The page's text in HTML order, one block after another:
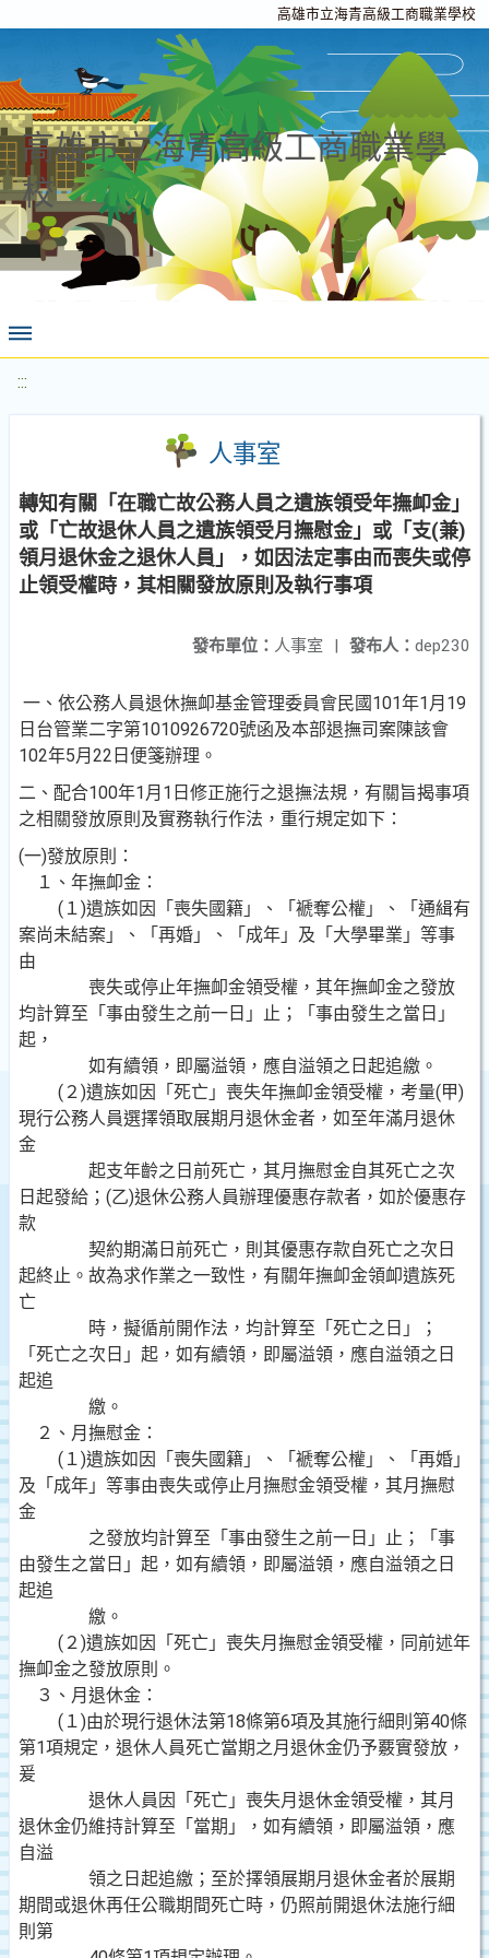
高雄市立海青高級工商職業學校
高雄市立海青高級工商職業學
校
:::
人事室
轉知有關「在職亡故公務人員之遺族領受年撫卹金」
或「亡故退休人員之遺族領受月撫慰金」或「支(兼)
領月退休金之退休人員」，如因法定事由而喪失或停
止領受權時，其相關發放原則及執行事項
發布人： dep230
發布單位： 人事室 |
一、依公務人員退休撫卹基金管理委員會民國101年1月19
日台管業二字第1010926720號函及本部退撫司案陳該會
102年5月22日便箋辦理。
二、配合100年1月1日修正施行之退撫法規，有關旨揭事項
之相關發放原則及實務執行作法，重行規定如下：
(一)發放原則：
１、年撫卹金：
(１)遺族如因「喪失國籍」、「褫奪公權」、「通緝有
案尚未結案」、「再婚」、「成年」及「大學畢業」等事
由
喪失或停止年撫卹金領受權，其年撫卹金之發放
均計算至「事由發生之前一日」止；「事由發生之當日」
起，
如有續領，即屬溢領，應自溢領之日起追繳。
(２)遺族如因「死亡」喪失年撫卹金領受權，考量(甲)
現行公務人員選擇領取展期月退休金者，如至年滿月退休
金
起支年齡之日前死亡，其月撫慰金自其死亡之次
日起發給；(乙)退休公務人員辦理優惠存款者，如於優惠存
款
契約期滿日前死亡，則其優惠存款自死亡之次日
起終止。故為求作業之一致性，有關年撫卹金領卹遺族死
亡
時，擬循前開作法，均計算至「死亡之日」；
「死亡之次日」起，如有續領，即屬溢領，應自溢領之日
起追
繳。
２、月撫慰金：
(１)遺族如因「喪失國籍」、「褫奪公權」、「再婚」
及「成年」等事由喪失或停止月撫慰金領受權，其月撫慰
金
之發放均計算至「事由發生之前一日」止；「事
由發生之當日」起，如有續領，即屬溢領，應自溢領之日
起追
繳。
(２)遺族如因「死亡」喪失月撫慰金領受權，同前述年
撫卹金之發放原則。
３、月退休金：
(１)由於現行退休法第18條第6項及其施行細則第40條
第1項規定，退休人員死亡當期之月退休金仍予覈實發放，
爰
退休人員因「死亡」喪失月退休金領受權，其月
退休金仍維持計算至「當期」，如有續領，即屬溢領，應
自溢
領之日起追繳；至於擇領展期月退休金者於展期
期間或退休再任公職期間死亡時，仍照前開退休法施行細
則第